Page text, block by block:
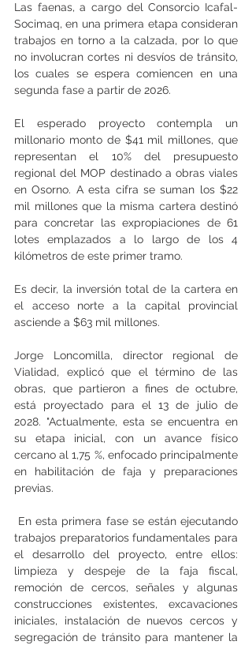
Las faenas, a cargo del Consorcio Icafal-
Socimaq, en una primera etapa consideran
trabajos en torno a la calzada, por lo que
no involucran cortes ni desvíos de tránsito,
los cuales se espera comiencen en una
segunda fase a partir de 2026.
El esperado proyecto contempla un
millonario monto de $41 mil millones, que
representan el 10% del presupuesto
regional del MOP destinado a obras viales
en Osorno. A esta cifra se suman los $22
mil millones que la misma cartera destinó
para concretar las expropiaciones de 61
lotes emplazados a lo largo de los 4
kilómetros de este primer tramo.
Es decir, la inversión total de la cartera en
el acceso norte a la capital provincial
asciende a $63 mil millones.
Jorge Loncomilla, director regional de
Vialidad, explicó que el término de las
obras, que partieron a fines de octubre,
está proyectado para el 13 de julio de
2028. "Actualmente, esta se encuentra en
su etapa inicial, con un avance físico
cercano al 1,75 %, enfocado principalmente
en habilitación de faja y preparaciones
previas.
trabajos preparatorios fundamentales para
el desarrollo del proyecto, entre ellos:
limpieza y despeje de la faja fiscal,
remoción de cercos, señales y algunas
construcciones existentes, excavaciones
iniciales, instalación de nuevos cercos y
segregación de tránsito para mantener la